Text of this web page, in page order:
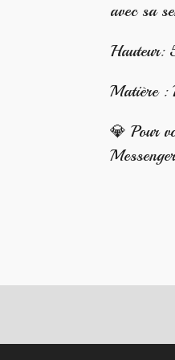
avec sa
Hauteur:
Matière :
💎 Pour